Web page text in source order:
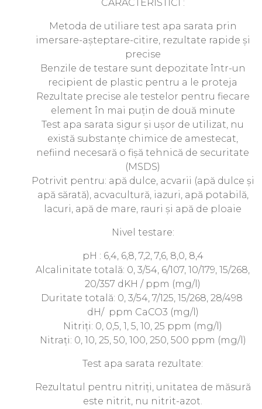
CARACTERISTICI :
Metoda de utiliare test apa sarata prin
imersare-așteptare-citire, rezultate rapide și
precise
Benzile de testare sunt depozitate într-un
recipient de plastic pentru a le proteja
Rezultate precise ale testelor pentru fiecare
element în mai puțin de două minute
Test apa sarata sigur și ușor de utilizat, nu
există substanțe chimice de amestecat,
nefiind necesară o fișă tehnică de securitate
(MSDS)
Potrivit pentru: apă dulce, acvarii (apă dulce și
apă sărată), acvacultură, iazuri, apă potabilă,
lacuri, apă de mare, rauri și apă de ploaie
Nivel testare:
pH : 6,4, 6,8, 7,2, 7,6, 8,0, 8,4
Alcalinitate totală: 0, 3/54, 6/107, 10/179, 15/268,
20/357 dKH / ppm (mg/l)
Duritate totală: 0, 3/54, 7/125, 15/268, 28/498
dH/ ppm CaCO3 (mg/l)
Nitriți: 0, 0,5, 1, 5, 10, 25 ppm (mg/l)
Nitrați: 0, 10, 25, 50, 100, 250, 500 ppm (mg/l)
Test apa sarata rezultate:
Rezultatul pentru nitriți, unitatea de măsură
este nitrit, nu nitrit-azot.